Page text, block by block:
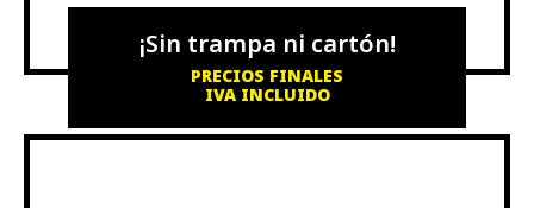
¡Sin trampa ni cartón!
PRECIOS FINALES
IVA INCLUIDO